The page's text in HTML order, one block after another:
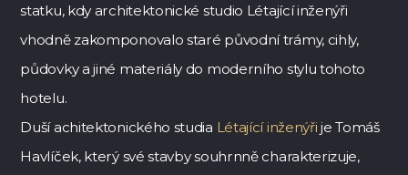
statku, kdy architektonické studio Létající inženýři
vhodně zakomponovalo staré původní trámy, cihly,
půdovky a jiné materiály do moderního stylu tohoto
hotelu.
Duší achitektonického studia Létající inženýři je Tomáš
Havlíček, který své stavby souhrnně charakterizuje,